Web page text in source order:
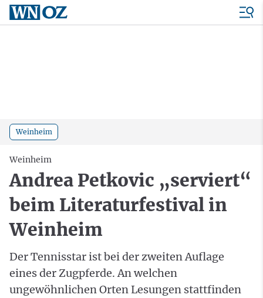
Weinheim
Weinheim
Andrea Petkovic „serviert“
beim Literaturfestival in
Weinheim
Der Tennisstar ist bei der zweiten Auflage
eines der Zugpferde. An welchen
ungewöhnlichen Orten Lesungen stattfinden